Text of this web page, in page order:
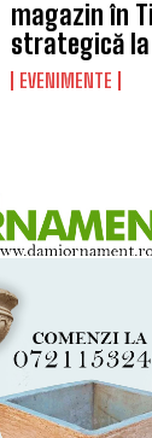
magazin în
strategică
EVENIMENTE